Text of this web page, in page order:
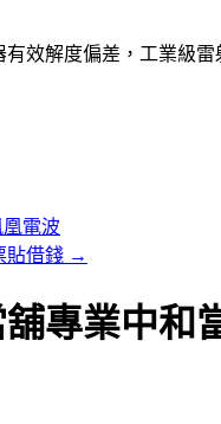
效解度偏差，工業級雷
凰電波
貼借錢 →
專業中和